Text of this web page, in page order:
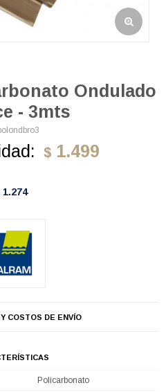
Ondulado
- 3mts
$ 1.499
1.274
COSTOS DE ENVÍO
Policarbonato